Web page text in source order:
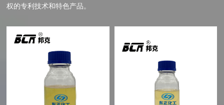
权的专利技术和特色产品。